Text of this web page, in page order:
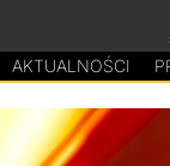
AKTUALNOŚCI